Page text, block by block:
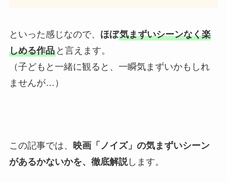
といった感じなので、 ほぼ気まずいシーンなく楽
しめる作品と言えます。
（子どもと一緒に観ると、一瞬気まずいかもしれ
ませんが…）
この記事では、 映画「ノイズ」の気まずいシーン
があるかないかを、徹底解説します。